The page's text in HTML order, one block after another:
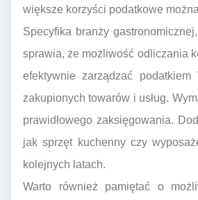
większe korzyści podatkowe
Specyfika branży
sprawia, że możliwość odliczania
efektywnie zarządzać
zakupionych towarów i usług.
prawidłowego zaksięgowania.
jak sprzęt kuchenny czy
kolejnych latach.
Warto również pamiętać o